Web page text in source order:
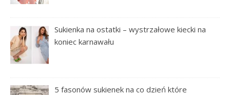
Sukienka na ostatki – wystrzałowe kiecki na
koniec karnawału
5 fasonów sukienek na co dzień które